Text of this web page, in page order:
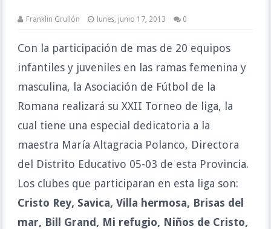
Franklin Grullón lunes, junio 17, 2013 0
Con la participación de mas de 20 equipos
infantiles y juveniles en las ramas femenina y
masculina, la Asociación de Fútbol de la
Romana realizará su XXII Torneo de liga, la
cual tiene una especial dedicatoria a la
maestra María Altagracia Polanco, Directora
del Distrito Educativo 05-03 de esta Provincia.
Los clubes que participaran en esta liga son:
Cristo Rey, Savica, Villa hermosa, Brisas del
mar, Bill Grand, Mi refugio, Niños de Cristo,